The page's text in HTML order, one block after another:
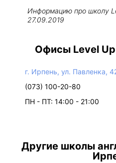
Информацию про школу
27.09.2019
Офисы Level Up
г. Ирпень, ул. Павленка,
(073) 100-20-80
ПН - ПТ: 14:00 - 21:00
Другие школы